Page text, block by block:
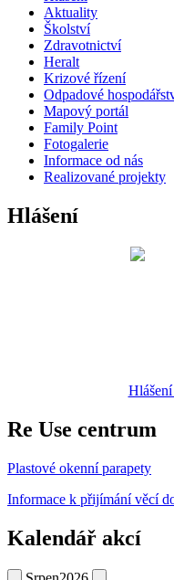
Aktuality
Školství
Zdravotnictví
Heralt
Krizové řízení
Odpadové
Mapový portál
Family Point
Fotogalerie
Informace od nás
Realizované projekty
Hlášení
Re Use centrum
Plastové okenní parapety
Informace k přijímání věcí
Kalendář akcí